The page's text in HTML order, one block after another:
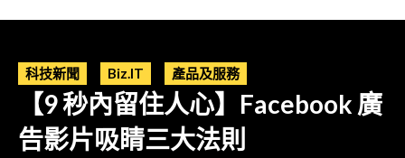
科技新聞 Biz.IT 產品及服務
【9 秒內留住人心】Facebook 廣
告影片吸睛三大法則